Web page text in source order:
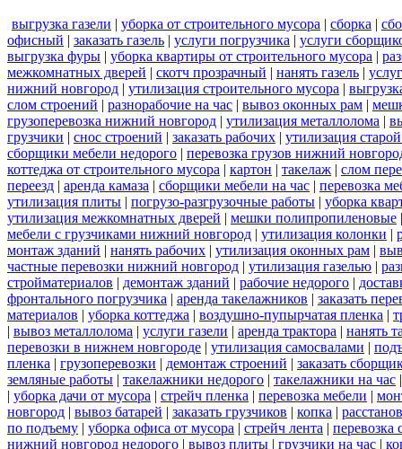
выгрузка газели | уборка от строительного мусора | сборка |
офисный | заказать газель | услуги погрузчика | услуги
выгрузка фуры | уборка квартиры от строительного мусора |
межкомнатных дверей | скотч прозрачный | нанять газель |
нижний новгород | утилизация строительного мусора |
слом строений | разнорабочие на час | вывоз оконных рам |
грузоперевозка нижний новгород | утилизация металлолома |
грузчики | снос строений | заказать рабочих | утилизация
сборщики мебели недорого | перевозка грузов нижний
коттеджа от строительного мусора | картон | такелаж | слом
переезд | аренда камаза | сборщики мебели на час | перевозка
утилизация плиты | погрузо-разгрузочные работы | уборка
утилизация межкомнатных дверей | мешки полипропиленовые
мебели с грузчиками нижний новгород | утилизация колонки |
монтаж зданий | нанять рабочих | утилизация оконных рам |
частные перевозки нижний новгород | утилизация газелью |
стройматериалов | демонтаж зданий | рабочие недорого |
фронтального погрузчика | аренда такелажников | заказать
материалов | уборка коттеджа | воздушно-пупырчатая пленка |
| вывоз металлолома | услуги газели | аренда трактора | нанять
перевозки в нижнем новгороде | утилизация самосвалами |
пленка | грузоперевозки | демонтаж строений | заказать
земляные работы | такелажники недорого | такелажники на час
| уборка дачи от мусора | стрейч пленка | перевозка мебели |
новгород | вывоз батарей | заказать грузчиков | копка |
по подъему | уборка офиса от мусора | стрейч лента | перевозка
нижний новгород недорого | вывоз плиты | грузчики на час |